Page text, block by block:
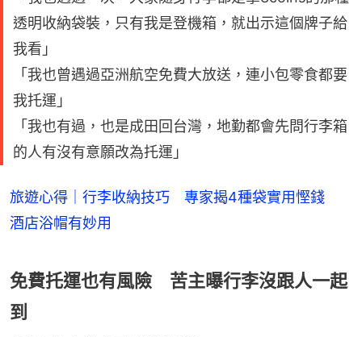
透明收納袋裝，只有我是登機箱，就出示這個牌子給
我看」
「我也曾遇過亞洲航空免費大放送，連小包零食都要
我托運」
「我也有過，也是成田回台灣，地勤都會先問行李箱
的人有沒有意願改為托運」
旅遊心得｜行李收納技巧 專家揭4種袋實用慳錢
酒店浴帽有妙用
免費托運也有風險 苦主曝行李沒跟人一起
到